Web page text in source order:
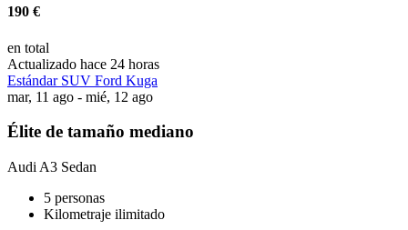
190 €
en total
Actualizado hace 24 horas
Estándar SUV Ford Kuga
mar, 11 ago - mié, 12 ago
Élite de tamaño mediano
Audi A3 Sedan
5 personas
Kilometraje ilimitado